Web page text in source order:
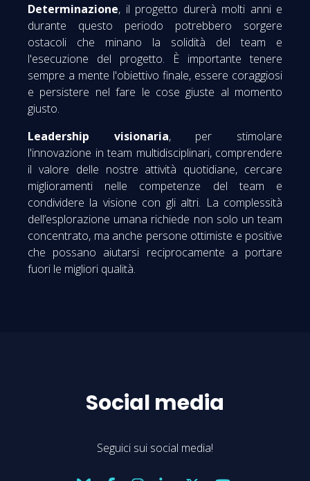
Determinazione, il progetto durerà molti anni e
durante questo periodo potrebbero sorgere
ostacoli che minano la solidità del team e
l'esecuzione del progetto. È importante tenere
sempre a mente l'obiettivo finale, essere coraggiosi
e persistere nel fare le cose giuste al momento
giusto.
Leadership
visionaria, per stimolare
l'innovazione in team multidisciplinari, comprendere
il valore delle nostre attività quotidiane, cercare
miglioramenti nelle competenze del team e
condividere la visione con gli altri. La complessità
dell’esplorazione umana richiede non solo un team
concentrato, ma anche persone ottimiste e positive
che possano aiutarsi reciprocamente a portare
fuori le migliori qualità.
Social media
Seguici sui social media!